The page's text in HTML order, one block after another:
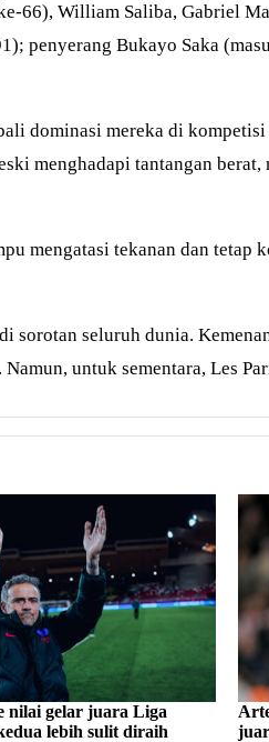
66), William Saliba, Gabriel
penyerang Bukayo Saka
dominasi mereka di
menghadapi tantangan
mengatasi tekanan dan
sorotan seluruh dunia.
untuk sementara, Les
nilai gelar juara Liga
lebih sulit diraih